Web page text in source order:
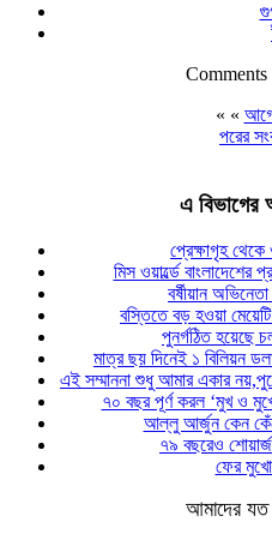
Comments
« «
পরের
এ বিভাগের
প্রেক্ষাগৃহ থেকে
মিস ওয়ার্ল্ডে বাংলাদেশের
বর্ষীয়ান
বস্তিতে বড় হওয়া
পুনর্গঠিত হয়েছে
মাত্র ছয় দিনেই ১ বিলিয়ন
এই সম্মাননা শুধু আমার একার
৭০ বছর পূর্ণ করল ‘মুখ ও
আল্লু আর্জুন কেন
৭৯ বছরেও
ফের
আমাদের যত